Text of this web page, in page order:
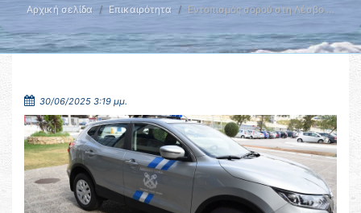
Αρχική σελίδα Επικαιρότητα Εντοπισμός σορού στη Λέσβο …
30/06/2025 3:19 μμ.